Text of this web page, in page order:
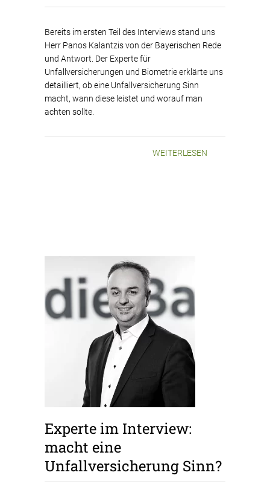
Bereits im ersten Teil des Interviews stand uns
Herr Panos Kalantzis von der Bayerischen Rede
und Antwort. Der Experte für
Unfallversicherungen und Biometrie erklärte uns
detailliert, ob eine Unfallversicherung Sinn
macht, wann diese leistet und worauf man
achten sollte.
WEITERLESEN
Experte im Interview:
macht eine
Unfallversicherung Sinn?